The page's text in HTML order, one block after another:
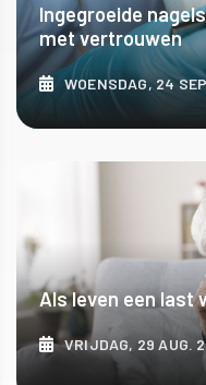
Ingegroeide
met vertrouwen
WOENSDAG, 24
Als leven een last
VRIJDAG, 29 AUG.